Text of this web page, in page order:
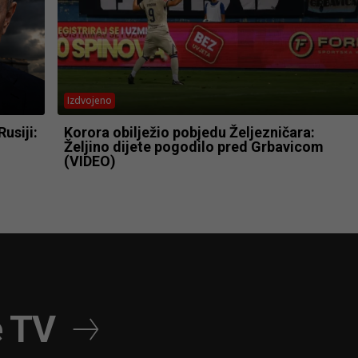
Izdvojeno
Korora obilježio pobjedu Željezničara:
Željino dijete pogodilo pred Grbavicom
(VIDEO)
TV